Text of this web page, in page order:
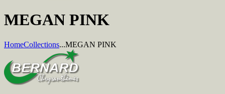
MEGAN PINK
HomeCollections...MEGAN PINK